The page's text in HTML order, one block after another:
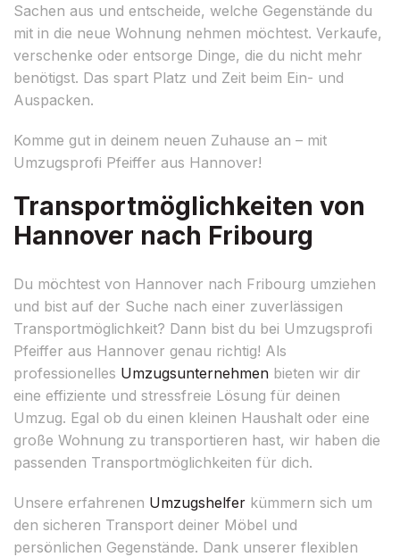
Sachen aus und entscheide, welche Gegenstände du
mit in die neue Wohnung nehmen möchtest. Verkaufe,
verschenke oder entsorge Dinge, die du nicht mehr
benötigst. Das spart Platz und Zeit beim Ein- und
Auspacken.
Komme gut in deinem neuen Zuhause an – mit
Umzugsprofi Pfeiffer aus Hannover!
Transportmöglichkeiten von
Hannover nach Fribourg
Du möchtest von Hannover nach Fribourg umziehen
und bist auf der Suche nach einer zuverlässigen
Transportmöglichkeit? Dann bist du bei Umzugsprofi
Pfeiffer aus Hannover genau richtig! Als
professionelles Umzugsunternehmen bieten wir dir
eine effiziente und stressfreie Lösung für deinen
Umzug. Egal ob du einen kleinen Haushalt oder eine
große Wohnung zu transportieren hast, wir haben die
passenden Transportmöglichkeiten für dich.
Unsere erfahrenen Umzugshelfer kümmern sich um
den sicheren Transport deiner Möbel und
persönlichen Gegenstände. Dank unserer flexiblen